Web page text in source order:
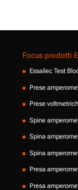
Focus prodotti
Essailec Test
Prese
Prese
Spine
Spina
Spina
Presa
Presa